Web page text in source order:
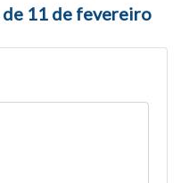
11 de fevereiro